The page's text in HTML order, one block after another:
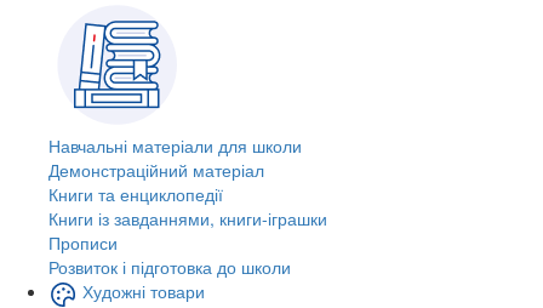
Навчальні матеріали для школи
Демонстраційний матеріал
Книги та енциклопедії
Книги із завданнями, книги-іграшки
Прописи
Розвиток і підготовка до школи
Художні товари